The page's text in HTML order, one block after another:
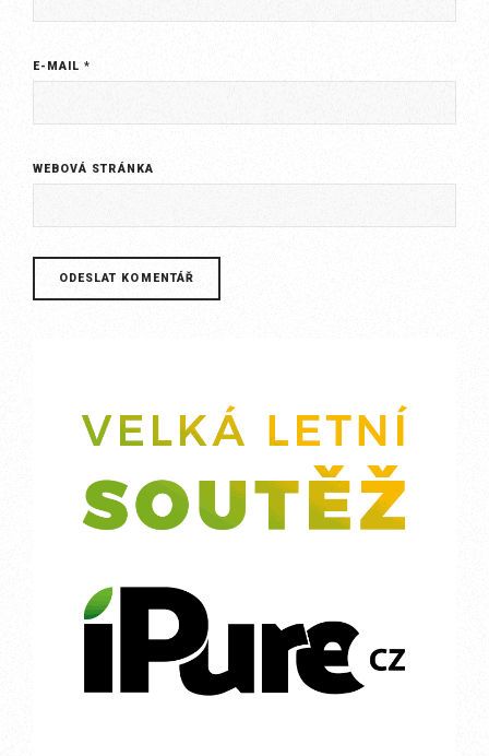
E-MAIL*
WEBOVÁ STRÁNKA